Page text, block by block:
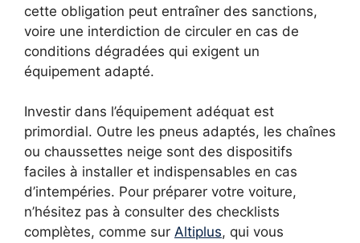
cette obligation peut entraîner des sanctions,
voire une interdiction de circuler en cas de
conditions dégradées qui exigent un
équipement adapté.
Investir dans l’équipement adéquat est
primordial. Outre les pneus adaptés, les chaînes
ou chaussettes neige sont des dispositifs
faciles à installer et indispensables en cas
d’intempéries. Pour préparer votre voiture,
n’hésitez pas à consulter des checklists
complètes, comme sur Altiplus, qui vous